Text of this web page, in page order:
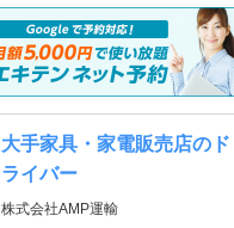
大手家具・家電販売店のド
ライバー
株式会社AMP運輸